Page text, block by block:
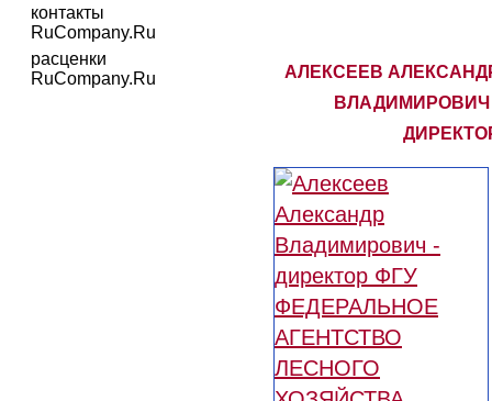
контакты
RuCompany.Ru
расценки
RuCompany.Ru
АЛЕКСЕЕВ
ВЛАДИМИРОВИЧ